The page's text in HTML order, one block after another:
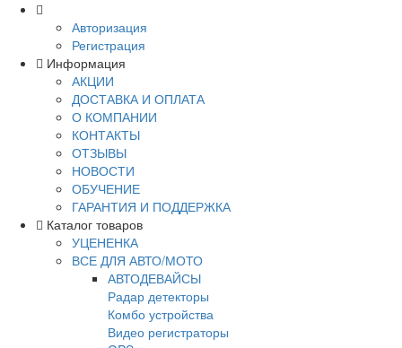
Авторизация
Регистрация
Информация
АКЦИИ
ДОСТАВКА И ОПЛАТА
О КОМПАНИИ
КОНТАКТЫ
ОТЗЫВЫ
НОВОСТИ
ОБУЧЕНИЕ
ГАРАНТИЯ И ПОДДЕРЖКА
Каталог товаров
УЦЕНЕНКА
ВСЕ ДЛЯ АВТО/МОТО
АВТОДЕВАЙСЫ
Радар детекторы
Комбо устройства
Видео регистраторы